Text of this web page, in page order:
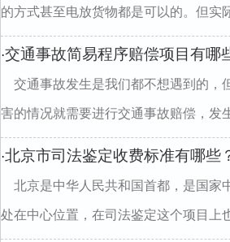
的方式甚至电放货物都是可以的。但实
·交通事故简易程序赔偿项目有哪
交通事故发生是我们都不想遇到的，
害的情况就需要进行交通事故赔偿，发
·北京市司法鉴定收费标准有哪些
北京是中华人民共和国首都，是国家
处在中心位置，在司法鉴定这个项目上